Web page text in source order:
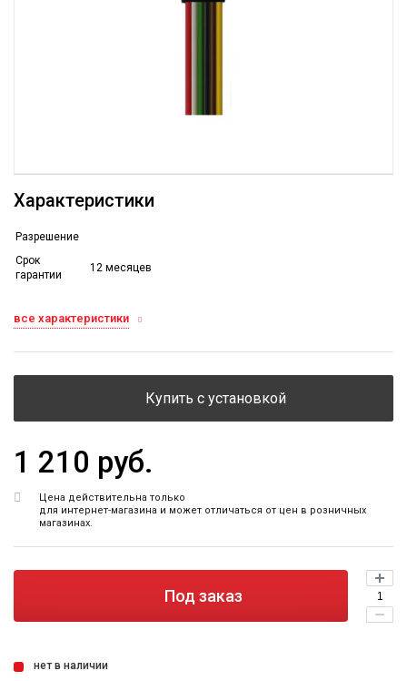
Характеристики
Разрешение
Срок
гарантии
12 месяцев
все характеристики
Купить с установкой
1 210 руб.
Цена действительна только
для интернет-магазина и может отличаться от цен в розничных
магазинах.
Под заказ
нет в наличии